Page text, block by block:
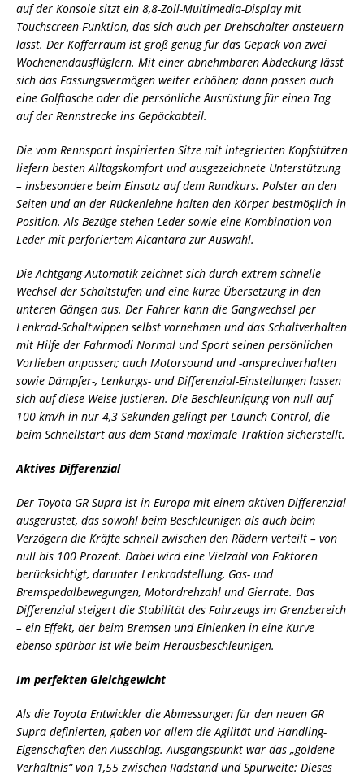
auf der Konsole sitzt ein 8,8-Zoll-Multimedia-Display mit
Touchscreen-Funktion, das sich auch per Drehschalter ansteuern
lässt. Der Kofferraum ist groß genug für das Gepäck von zwei
Wochenendausflüglern. Mit einer abnehmbaren Abdeckung lässt
sich das Fassungsvermögen weiter erhöhen; dann passen auch
eine Golftasche oder die persönliche Ausrüstung für einen Tag
auf der Rennstrecke ins Gepäckabteil.
Die vom Rennsport inspirierten Sitze mit integrierten Kopfstützen
liefern besten Alltagskomfort und ausgezeichnete Unterstützung
– insbesondere beim Einsatz auf dem Rundkurs. Polster an den
Seiten und an der Rückenlehne halten den Körper bestmöglich in
Position. Als Bezüge stehen Leder sowie eine Kombination von
Leder mit perforiertem Alcantara zur Auswahl.
Die Achtgang-Automatik zeichnet sich durch extrem schnelle
Wechsel der Schaltstufen und eine kurze Übersetzung in den
unteren Gängen aus. Der Fahrer kann die Gangwechsel per
Lenkrad-Schaltwippen selbst vornehmen und das Schaltverhalten
mit Hilfe der Fahrmodi Normal und Sport seinen persönlichen
Vorlieben anpassen; auch Motorsound und -ansprechverhalten
sowie Dämpfer-, Lenkungs- und Differenzial-Einstellungen lassen
sich auf diese Weise justieren. Die Beschleunigung von null auf
100 km/h in nur 4,3 Sekunden gelingt per Launch Control, die
beim Schnellstart aus dem Stand maximale Traktion sicherstellt.
Aktives Differenzial
Der Toyota GR Supra ist in Europa mit einem aktiven Differenzial
ausgerüstet, das sowohl beim Beschleunigen als auch beim
Verzögern die Kräfte schnell zwischen den Rädern verteilt – von
null bis 100 Prozent. Dabei wird eine Vielzahl von Faktoren
berücksichtigt, darunter Lenkradstellung, Gas- und
Bremspedalbewegungen, Motordrehzahl und Gierrate. Das
Differenzial steigert die Stabilität des Fahrzeugs im Grenzbereich
– ein Effekt, der beim Bremsen und Einlenken in eine Kurve
ebenso spürbar ist wie beim Herausbeschleunigen.
Im perfekten Gleichgewicht
Als die Toyota Entwickler die Abmessungen für den neuen GR
Supra definierten, gaben vor allem die Agilität und Handling-
Eigenschaften den Ausschlag. Ausgangspunkt war das „goldene
Verhältnis“ von 1,55 zwischen Radstand und Spurweite: Dieses